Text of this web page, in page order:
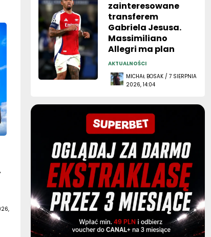
zainteresowane
transferem
Gabriela Jesusa.
Massimiliano
Allegri ma plan
AKTUALNOŚCI
MICHAŁ BOSAK / 7 SIERPNIA
2026, 14:04